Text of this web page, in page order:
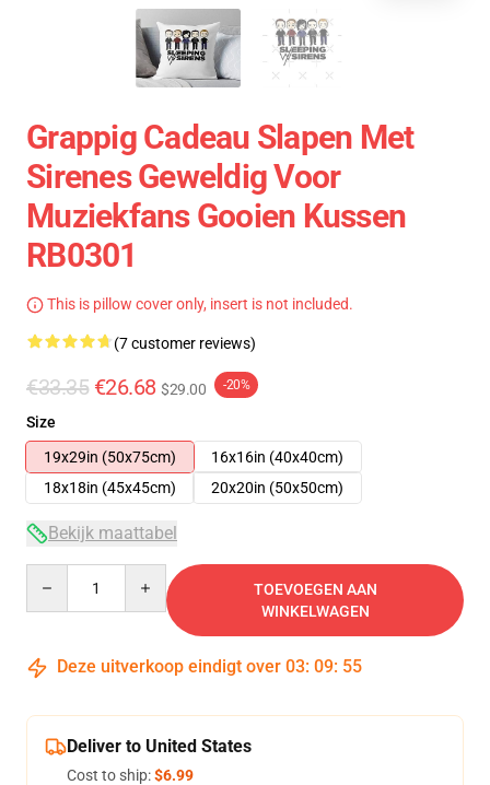
Grappig Cadeau Slapen Met
Sirenes Geweldig Voor
Muziekfans Gooien Kussen
RB0301
This is pillow cover only, insert is not included.
(7 customer reviews)
€33.35 €26.68 $29.00 -20%
Size
19x29in (50x75cm)
16x16in (40x40cm)
18x18in (45x45cm)
20x20in (50x50cm)
Bekijk maattabel
TOEVOEGEN AAN
WINKELWAGEN
Deze uitverkoop eindigt over 03: 09: 54
Deliver to United States
Cost to ship:$6.99